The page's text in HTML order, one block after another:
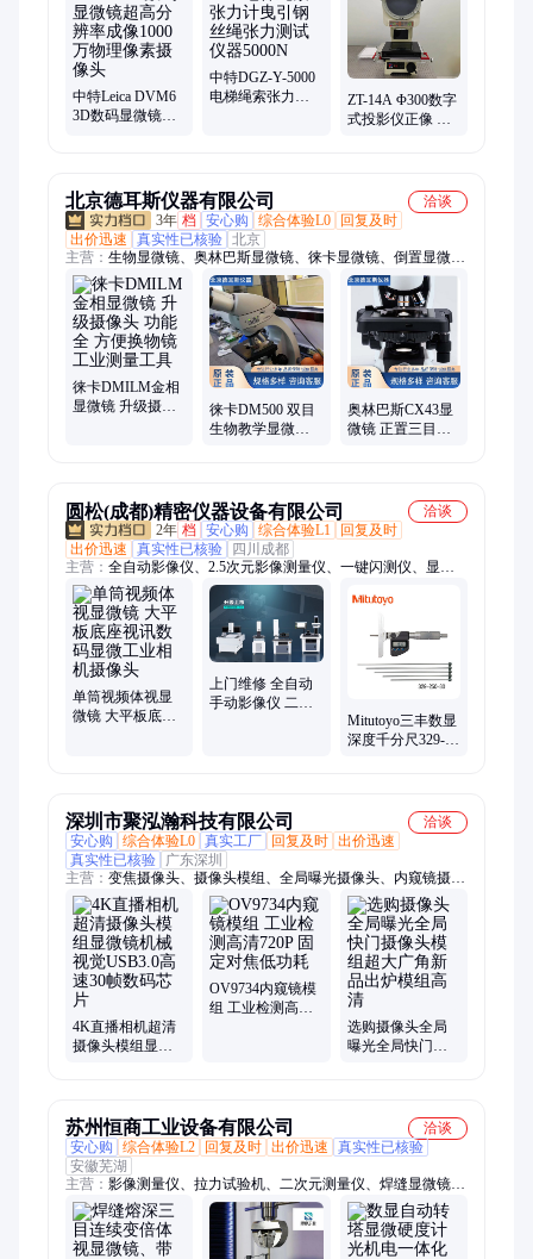
扭矩检定仪、数显扭矩扳手、张力计、同心度测量仪、Hvs-
1000B显微维氏硬度计、二次元投影仪、分光测色仪、影像测量
仪、投影测量仪、二次元影像测量仪、2.5次元影像测量仪、二
次元测量仪
中特Leica DVM6
3D数码显微镜超
中特DGZ-Y-5000
电梯绳索张力计
ZT-14A Φ300数字
式投影仪正像 仪
北京德耳斯仪器有限公司
洽谈
3年 档 安心购 综合体验L0
回复及时
出价迅速
真实性已核验 北京
主营： 生物显微镜、奥林巴斯显微镜、徕卡显微镜、倒置显微
镜、多管混匀仪、恒温金属浴
徕卡DMILM金相
显微镜 升级摄像
徕卡DM500 双目
生物教学显微镜
奥林巴斯CX43显
微镜 正置三目可
圆松(成都)精密仪器设备有限公司
洽谈
2年 档 安心购 综合体验L1
回复及时
出价迅速
真实性已核验
四川成都
主营： 全自动影像仪、2.5次元影像测量仪、一键闪测仪、显微
镜、拼接闪测仪、轮廓度测量仪、粗糙度测量仪、圆度测量仪、
大理石平台、大理石平台构件、高低温试验箱、防潮柜、
Mitutoyo三丰、Mahr德国马尔、Nikon尼康
单筒视频体视显
微镜 大平板底座
上门维修 全自动
手动影像仪 二次
Mitutoyo三丰数显
深度千分尺329-
深圳市聚泓瀚科技有限公司
洽谈
安心购
综合体验L0 真实工厂 回复及时 出价迅速
真实性已核验
广东深圳
主营： 变焦摄像头、摄像头模组、全局曝光摄像头、内窥镜摄像
头、模拟摄像头、AHD摄像头、数字摄像头模组、同轴摄像头
模组、MIPI摄像头模组、无人机摄像头、机器人摄像头、人脸识
别摄像头、车载摄像头、120fps摄像头、车载摄像头模组、高拍
仪800万摄像头、USB摄像头模组、红外夜视摄像头模组、免驱
动标定摄像头模组、树莓派摄像头、高清晰摄像头模组、自动变
焦摄像头模组、usb模组、高清夜视内窥镜、8万像素内窥镜模组
4K直播相机超清
摄像头模组显微
OV9734内窥镜模
组 工业检测高清
选购摄像头全局
曝光全局快门摄
苏州恒商工业设备有限公司
洽谈
安心购
综合体验L2 回复及时 出价迅速
真实性已核验
安徽芜湖
主营： 影像测量仪、拉力试验机、二次元测量仪、焊缝显微镜、
数显显微硬度计、考古元素分析仪、涂层分析光谱仪